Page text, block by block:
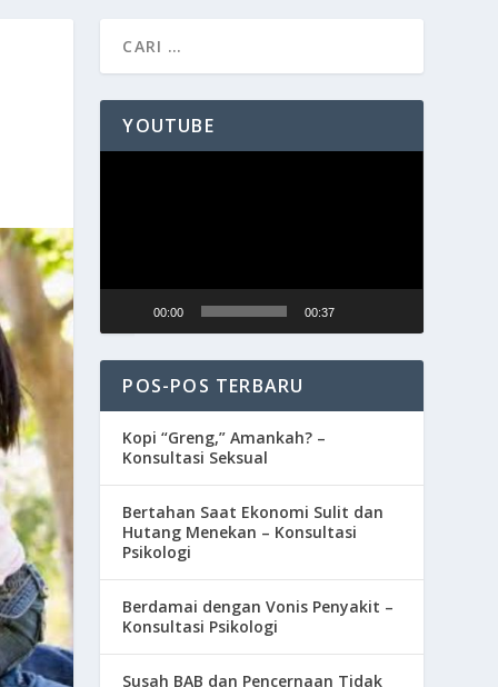
YOUTUBE
00:00 00:37
POS-POS TERBARU
Kopi “Greng,” Amankah? –
Konsultasi Seksual
Bertahan Saat Ekonomi Sulit dan
Hutang Menekan – Konsultasi
Psikologi
Berdamai dengan Vonis Penyakit –
Konsultasi Psikologi
Susah BAB dan Pencernaan Tidak